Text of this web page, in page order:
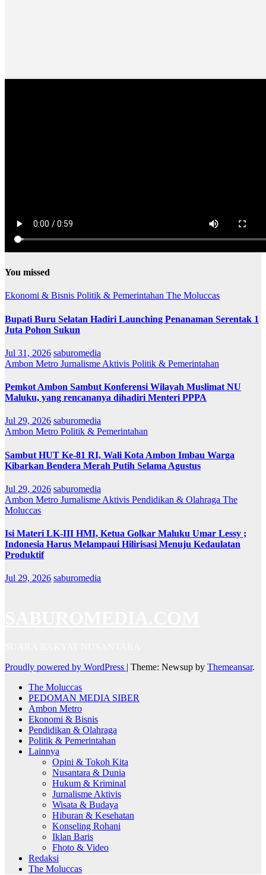
You missed
Ekonomi & Bisnis Politik & Pemerintahan The Moluccas
Bupati Buru Selatan Hadiri Launching Penanaman Serentak 1
Juta Pohon Sukun
Jul 31, 2026 saburomedia
Ambon Metro Jurnalisme Aktivis Politik & Pemerintahan
Pemkot Ambon Sambut Konferensi Wilayah Muslimat NU
Maluku, yang rencananya dihadiri Menteri PPPA
Jul 29, 2026 saburomedia
Ambon Metro Politik & Pemerintahan
Sambut HUT Ke-81 RI, Wali Kota Ambon Imbau Warga
Kibarkan Bendera Merah Putih Selama Agustus
Jul 29, 2026 saburomedia
Ambon Metro Jurnalisme Aktivis Pendidikan & Olahraga The
Moluccas
Isi Materi LK-III HMI, Ketua Golkar Maluku Umar Lessy ;
Indonesia Harus Melampaui Hilirisasi Menuju Kedaulatan
Produktif
Jul 29, 2026 saburomedia
Proudly powered by WordPress | Theme: Newsup by Themeansar.
The Moluccas
PEDOMAN MEDIA SIBER
Ambon Metro
Ekonomi & Bisnis
Pendidikan & Olahraga
Politik & Pemerintahan
Lainnya
Opini & Tokoh Kita
Nusantara & Dunia
Hukum & Kriminal
Jurnalisme Aktivis
Wisata & Budaya
Hiburan & Kesehatan
Konseling Rohani
Iklan Baris
Fhoto & Video
Redaksi
The Moluccas